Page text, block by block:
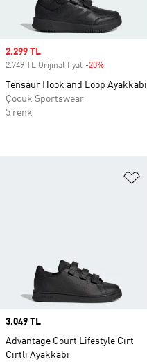
Sale price
2.299 TL
2.749 TL Orijinal fiyat -20%
Tensaur Hook and Loop Ayakkabı
Çocuk Sportswear
5 renk
Price
3.049 TL
Advantage Court Lifestyle Cırt
Cırtlı Ayakkabı